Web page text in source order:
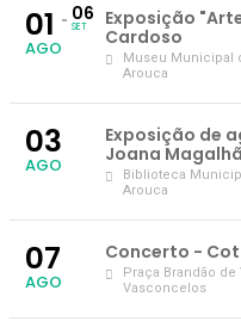
01
AGO
06
SET
Exposição
Cardoso
Museu Municipal
Arouca
03
AGO
Exposição de
Joana
Biblioteca
Arouca
07
AGO
Concerto -
Praça Brandão
Vasconcelos